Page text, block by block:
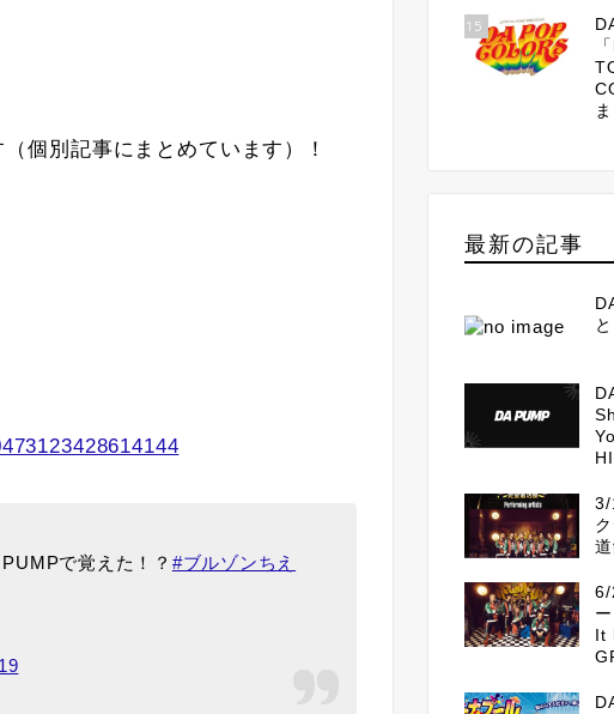
個別記事にまとめています）！
で覚えた！？ #ブルゾンちえ
15
最新の記事
3/
6/
It